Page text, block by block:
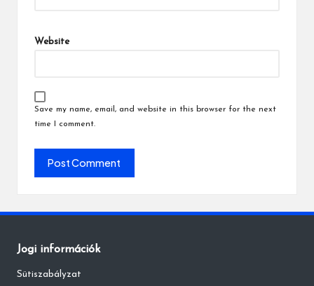
Website
Save my name, email, and website in this browser for the next
time I comment.
Jogi információk
Sütiszabályzat